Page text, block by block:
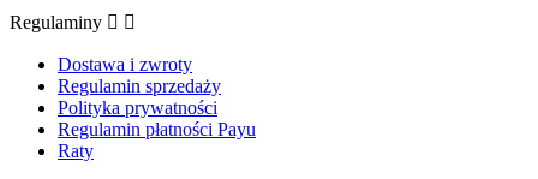
Regulaminy  
Dostawa i zwroty
Regulamin sprzedaży
Polityka prywatności
Regulamin płatności Payu
Raty